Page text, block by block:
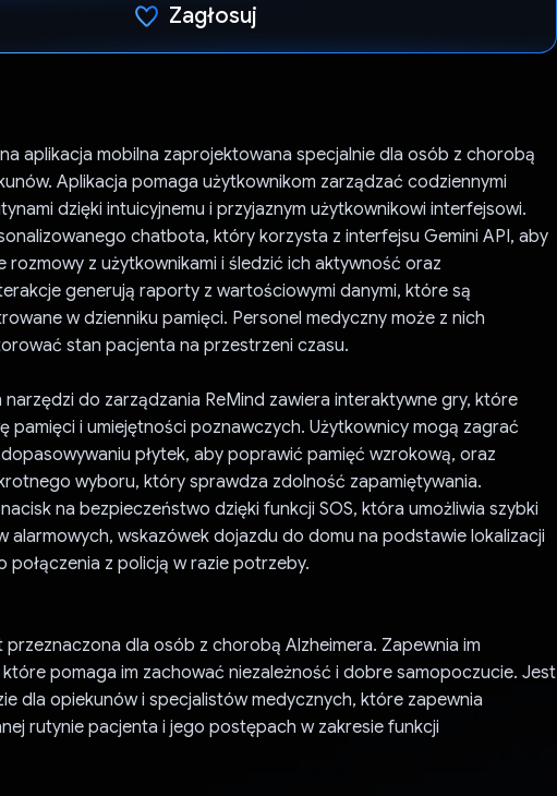
Zagłosuj
aplikacja mobilna zaprojektowana specjalnie dla osób z chorobą
Aplikacja pomaga użytkownikom zarządzać codziennymi
dzięki intuicyjnemu i przyjaznym użytkownikowi interfejsowi.
chatbota, który korzysta z interfejsu Gemini API, aby
rozmowy z użytkownikami i śledzić ich aktywność oraz
generują raporty z wartościowymi danymi, które są
w dzienniku pamięci. Personel medyczny może z nich
stan pacjenta na przestrzeni czasu.
do zarządzania ReMind zawiera interaktywne gry, które
pamięci i umiejętności poznawczych. Użytkownicy mogą zagrać
płytek, aby poprawić pamięć wzrokową, oraz
wyboru, który sprawdza zdolność zapamiętywania.
na bezpieczeństwo dzięki funkcji SOS, która umożliwia szybki
wskazówek dojazdu do domu na podstawie lokalizacji
z policją w razie potrzeby.
przeznaczona dla osób z chorobą Alzheimera. Zapewnia im
pomaga im zachować niezależność i dobre samopoczucie. Jest
dla opiekunów i specjalistów medycznych, które zapewnia
rutynie pacjenta i jego postępach w zakresie funkcji